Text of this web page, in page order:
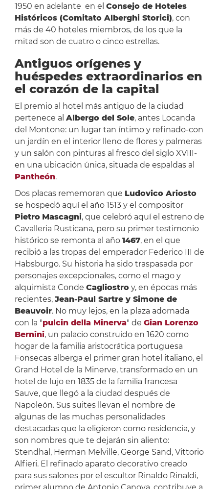
1950 en adelante en el Consejo de Hoteles
Históricos (Comitato Alberghi Storici), con
más de 40 hoteles miembros, de los que la
mitad son de cuatro o cinco estrellas.
Antiguos orígenes y
huéspedes extraordinarios en
el corazón de la capital
El premio al hotel más antiguo de la ciudad
pertenece al Albergo del Sole, antes Locanda
del Montone: un lugar tan íntimo y refinado-con
un jardín en el interior lleno de flores y palmeras
y un salón con pinturas al fresco del siglo XVIII-
en una ubicación única, situada de espaldas al
Pantheón.
Dos placas rememoran que Ludovico Ariosto
se hospedó aquí el año 1513 y el compositor
Pietro Mascagni, que celebró aquí el estreno de
Cavalleria Rusticana, pero su primer testimonio
histórico se remonta al año 1467, en el que
recibió a las tropas del emperador Federico III de
Habsburgo. Su historia ha sido traspasada por
personajes excepcionales, como el mago y
alquimista Conde Cagliostroy, en épocas más
recientes, Jean-Paul Sartre y Simone de
Beauvoir. No muy lejos, en la plaza adornada
con la "pulcin della Minerva" de Gian Lorenzo
Bernini, un palacio construido en 1620 como
hogar de la familia aristocrática portuguesa
Fonsecas alberga el primer gran hotel italiano, el
Grand Hotel de la Minerve, transformado en un
hotel de lujo en 1835 de la familia francesa
Sauve, que llegó a la ciudad después de
Napoleón. Sus suites llevan el nombre de
algunas de las muchas personalidades
destacadas que la eligieron como residencia, y
son nombres que te dejarán sin aliento:
Stendhal, Herman Melville, George Sand, Vittorio
Alfieri. El refinado aparato decorativo creado
para sus salones por el escultor Rinaldo Rinaldi,